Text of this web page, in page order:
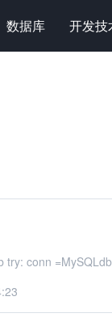
数据库 开发技
# -*- coding: utf-8 -*- import